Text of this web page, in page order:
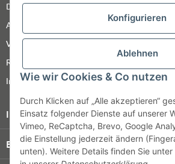
Konfigurieren
Ablehnen
Wie wir Cookies & Co nutzen
Durch Klicken auf „Alle akzeptieren“
Einsatz folgender Dienste auf unserer
Vimeo, ReCaptcha, Brevo, Google
die Einstellung jederzeit ändern
unten). Weitere Details finden Sie unter
Datenschutz
AGB
Versandinformationen
Retour
Impressum
Informationen
Bezahlung & Versand